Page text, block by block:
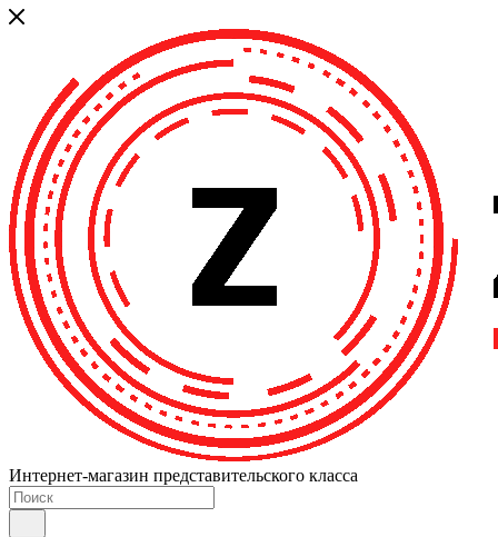
Интернет-магазин представительского класса